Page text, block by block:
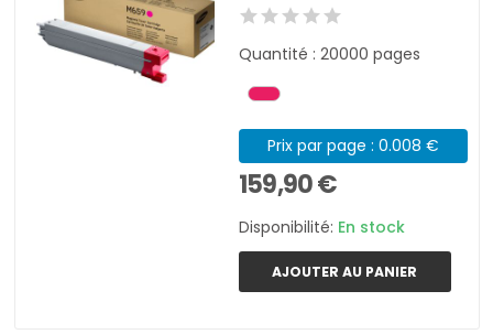
Quantité : 20000 pages
Prix par page : 0.008 €
159,90 €
Disponibilité: En stock
AJOUTER AU PANIER